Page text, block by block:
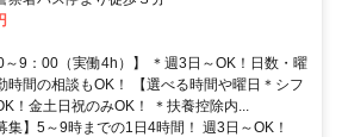
9：00（実働4h）】 ＊週3日～OK！日数・曜
時間の相談もOK！ 【選べる時間や曜日＊シフ
！金土日祝のみOK！ ＊扶養控除内...
集】5～9時までの1日4時間！ 週3日～OK！